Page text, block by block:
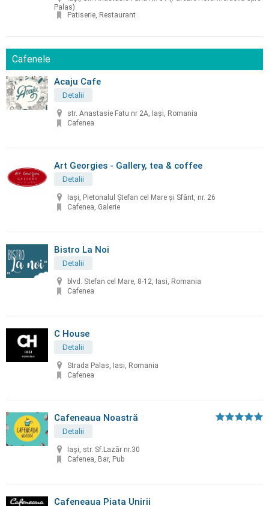
Palas)
Patiserie, Restaurant
Cafenele
Acaju Cafe
Detalii
str. Anastasie Fatu nr 2A, Iași, Romania
Cafenea
Art Georgies - Gallery, tea & coffee
Detalii
Iaşi, Pietonalul Ștefan cel Mare și Sfânt, nr. 26
Cafenea, Galerie
Bistro La Noi
Detalii
blvd. Stefan cel Mare, 8-12, Iasi, Romania
Cafenea
C House
Detalii
Strada Palas, Iasi, Romania
Cafenea
Cafeneaua Noastră
Detalii
Iași, str. Sf.Lazăr nr.30
Cafenea, Bar, Pub
Cafeneaua Piata Unirii